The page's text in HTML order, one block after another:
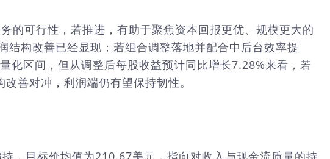
可行性，若推进，有助于聚焦资本回报更优、规模更大的
构改善已经显现；若组合调整落地并配合中后台效率提
化区间，但从调整后每股收益预计同比增长7.28%来看，若
善对冲，利润端仍有望保持韧性。